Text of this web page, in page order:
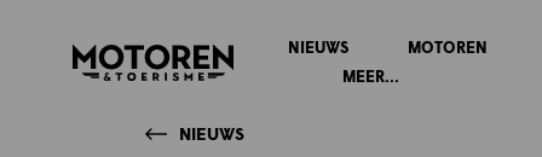
Homepage
NIEUWS
MOTOREN
MEER...
NIEUWS